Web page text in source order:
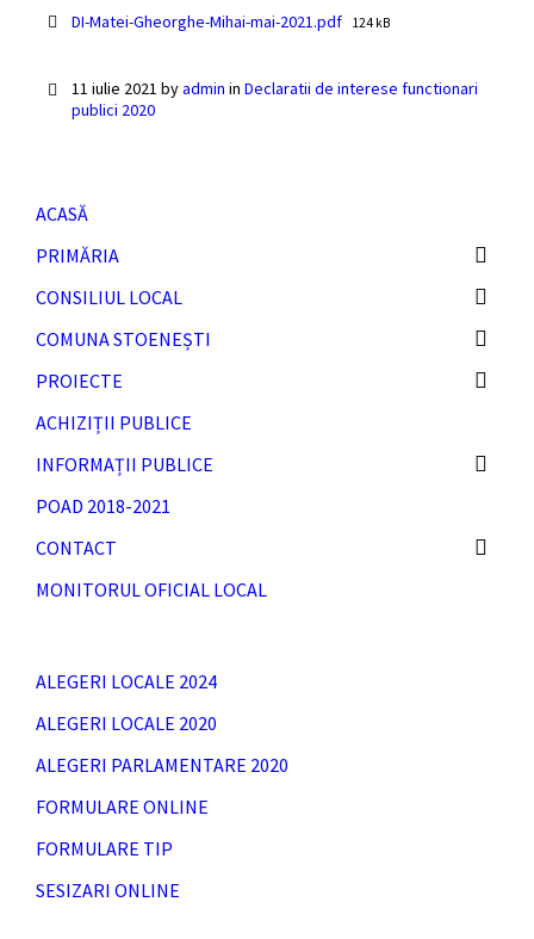
DI-Matei-Gheorghe-Mihai-mai-2021.pdf File
124 kB
11 iulie 2021 byadmin in Declaratii de interese functionari
publici 2020
ACASĂ
PRIMĂRIA
CONSILIUL LOCAL
COMUNA STOENEȘTI
PROIECTE
ACHIZIȚII PUBLICE
INFORMAȚII PUBLICE
POAD 2018-2021
CONTACT
MONITORUL OFICIAL LOCAL
ALEGERI LOCALE 2024
ALEGERI LOCALE 2020
ALEGERI PARLAMENTARE 2020
FORMULARE ONLINE
FORMULARE TIP
SESIZARI ONLINE